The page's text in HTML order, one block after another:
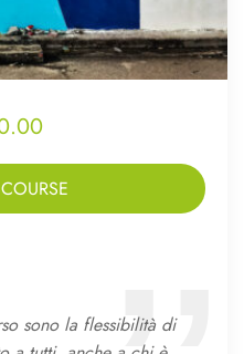
sono la flessibilità di